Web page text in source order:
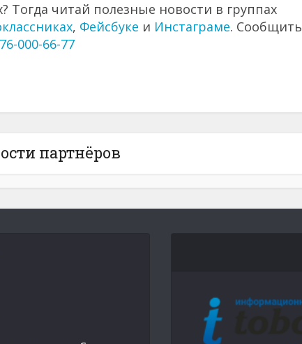
Тогда читай полезные новости в группах
, Фейсбуке и Инстаграме. Сообщить
000-66-77
партнёров